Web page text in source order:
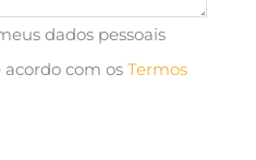
dados pessoais
acordo com os Termos